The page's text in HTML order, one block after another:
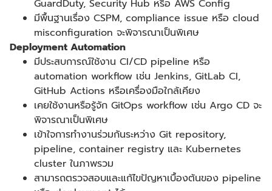
GuardDuty, Security Hub หรือ AWS Config
มีพื้นฐานเรื่อง CSPM, compliance issue หรือ cloud
misconfiguration จะพิจารณาเป็นพิเศษ
Deployment Automation
มีประสบการณ์ใช้งาน CI/CD pipeline หรือ
automation workflow เช่น Jenkins, GitLab CI,
GitHub Actions หรือเครื่องมือใกล้เคียง
เคยใช้งานหรือรู้จัก GitOps workflow เช่น Argo CD จะ
พิจารณาเป็นพิเศษ
เข้าใจการทำงานร่วมกันระหว่าง Git repository,
pipeline, container registry และ Kubernetes
cluster ในภาพรวม
สามารถตรวจสอบและแก้ไขปัญหาเบื้องต้นของ pipeline